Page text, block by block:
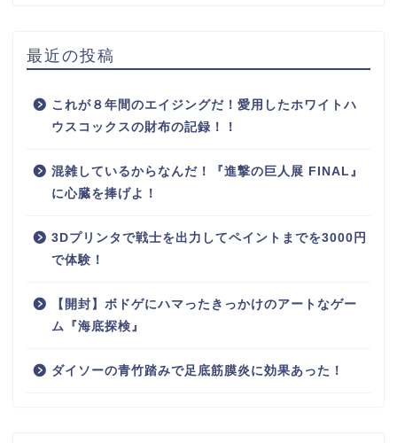
最近の投稿
これが８年間のエイジングだ！愛用したホワイトハ
ウスコックスの財布の記録！！
混雑しているからなんだ！『進撃の巨人展 FINAL』
に心臓を捧げよ！
3Dプリンタで戦士を出力してペイントまでを3000円
で体験！
【開封】ボドゲにハマったきっかけのアートなゲー
ム『海底探検』
ダイソーの青竹踏みで足底筋膜炎に効果あった！